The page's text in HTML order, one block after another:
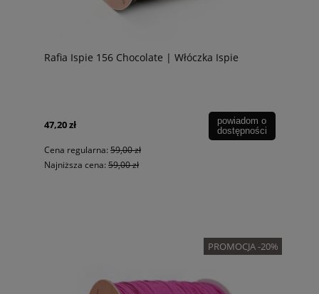
Rafia Ispie 156 Chocolate | Włóczka Ispie
47,20 zł
Cena regularna: 59,00 zł
Najniższa cena: 59,00 zł
powiadom o
dostępności
PROMOCJA -20%